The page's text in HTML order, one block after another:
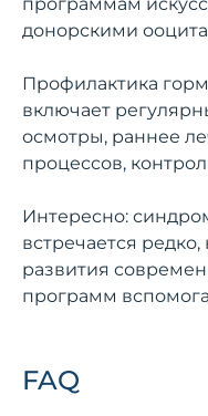
донорскими
Профилактика
включает
осмотры, раннее
процессов,
Интересно:
встречается
развития
программ
FAQ